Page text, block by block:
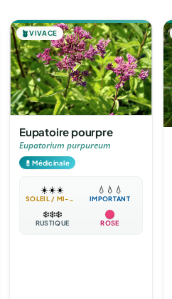
🪴VIVACE
Eupatoire pourpre
Eupatorium purpureum
💊Médicinale
☀️☀️☀️
SOLEIL / MI-OMBRE
💧 💧 💧
IMPORTANT
❄️❄️❄️
RUSTIQUE ROSE